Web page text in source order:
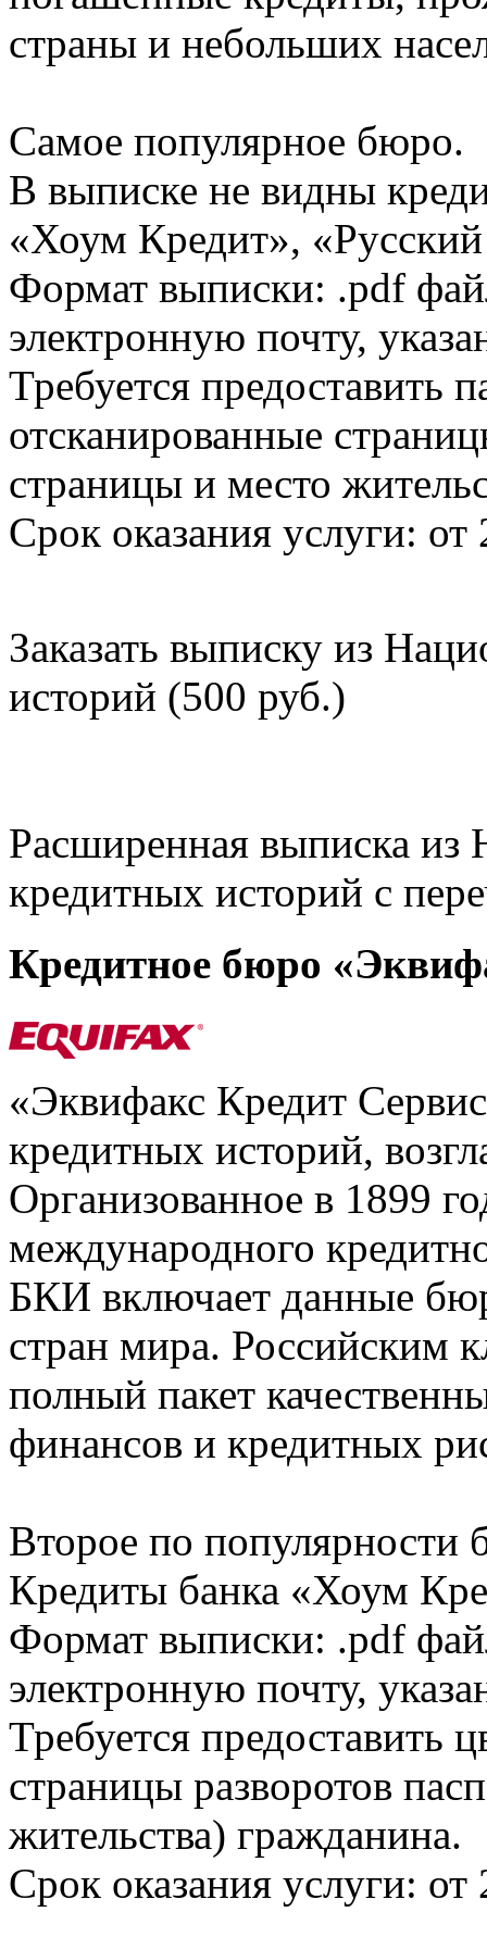
страны и небольших
Самое популярное бюро.
В выписке не видны
«Хоум Кредит»,
Формат выписки: .pdf
электронную почту,
Требуется предоставить
отсканированные
страницы и место
Срок оказания услуги: от
Заказать выписку из
историй (500 руб.)
Расширенная выписка из
кредитных историй с
Кредитное бюро
«Эквифакс Кредит
кредитных историй,
Организованное в 1899
международного
БКИ включает данные
стран мира. Российским
полный пакет
финансов и кредитных
Второе по популярности
Кредиты банка «Хоум
Формат выписки: .pdf
электронную почту,
Требуется предоставить
страницы разворотов
жительства) гражданина.
Срок оказания услуги: от